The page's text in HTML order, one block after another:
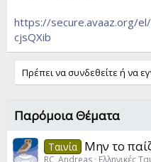
https://secure.avaaz.org/
cjsQXib
Πρέπει να συνδεθείτε ή να
Παρόμοια Θέματα
Ταινία Μην το
RC_Andreas Ελληνικές